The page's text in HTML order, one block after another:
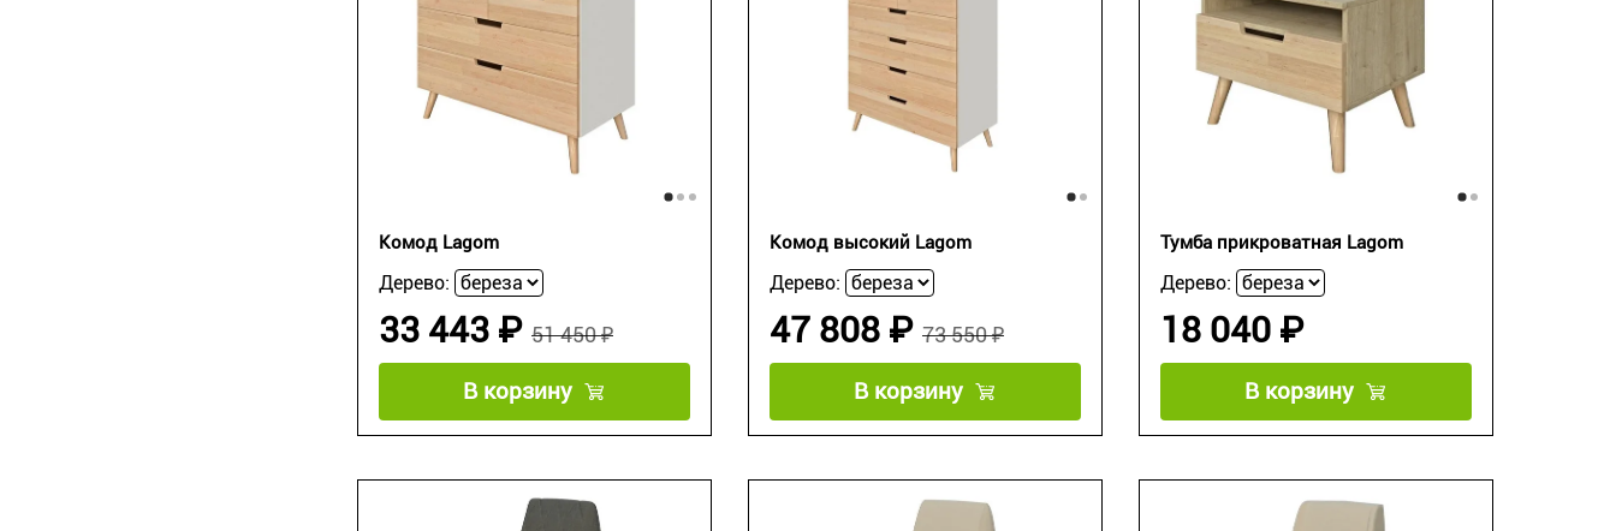
Комод Lagom
Дерево:
51 450 ₽
33 443 ₽
В корзину
Комод высокий Lagom
Дерево:
73 550 ₽
47 808 ₽
В корзину
Тумба прикроватная Lagom
Дерево:
18 040 ₽
В корзину